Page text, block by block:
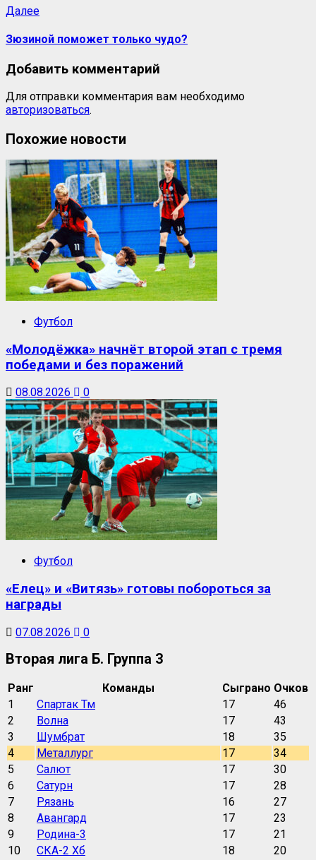
Далее
Зюзиной поможет только чудо?
Добавить комментарий
Для отправки комментария вам необходимо
авторизоваться.
Похожие новости
Футбол
«Молодёжка» начнёт второй этап с тремя
победами и без поражений
08.08.2026 0
Футбол
«Елец» и «Витязь» готовы побороться за
награды
07.08.2026 0
Вторая лига Б. Группа 3
Ранг Команды Сыграно Очков
1
Спартак Тм 17
46
2
Волна 17
43
3
Шумбрат 18
35
4
Металлург 17
34
5
Салют 17
30
6
Сатурн 17
28
7
Рязань 16
27
8
Авангард 17
23
9
Родина-3 17
21
10
СКА-2 Хб 18
20